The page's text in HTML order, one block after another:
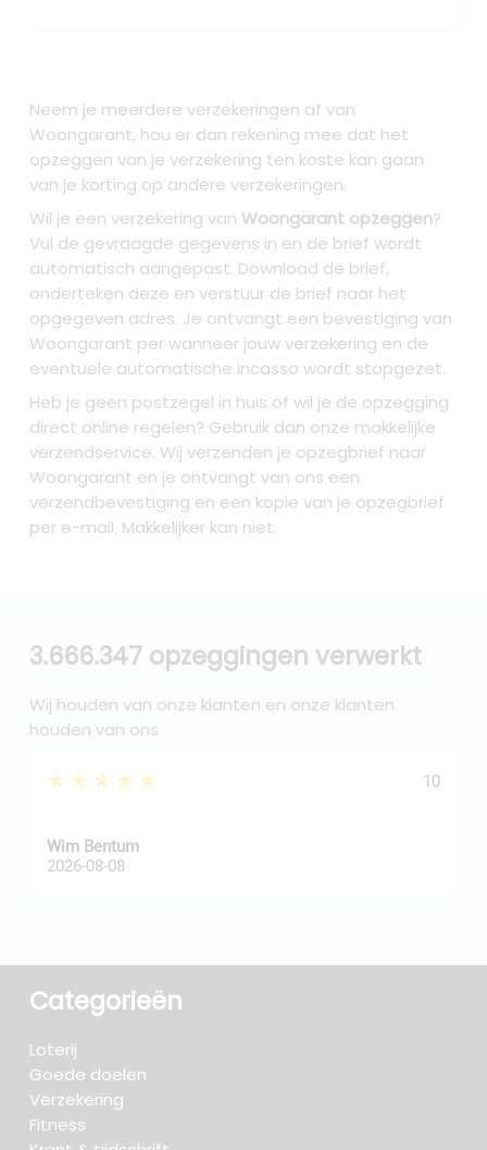
Neem je meerdere verzekeringen af van
Woongarant, hou er dan rekening mee dat het
opzeggen van je verzekering ten koste kan gaan
van je korting op andere verzekeringen.
Wil je een verzekering van Woongarant opzeggen?
Vul de gevraagde gegevens in en de brief wordt
automatisch aangepast. Download de brief,
onderteken deze en verstuur de brief naar het
opgegeven adres. Je ontvangt een bevestiging van
Woongarant per wanneer jouw verzekering en de
eventuele automatische incasso wordt stopgezet.
Heb je geen postzegel in huis of wil je de opzegging
direct online regelen? Gebruik dan onze makkelijke
verzendservice. Wij verzenden je opzegbrief naar
Woongarant en je ontvangt van ons een
verzendbevestiging en een kopie van je opzegbrief
per e-mail. Makkelijker kan niet.
3.666.347 opzeggingen verwerkt
Wij houden van onze klanten en onze klanten
houden van ons
★★★★★ 10
Wim Bentum
2026-08-08
Categorieën
Loterij
Goede doelen
Verzekering
Fitness